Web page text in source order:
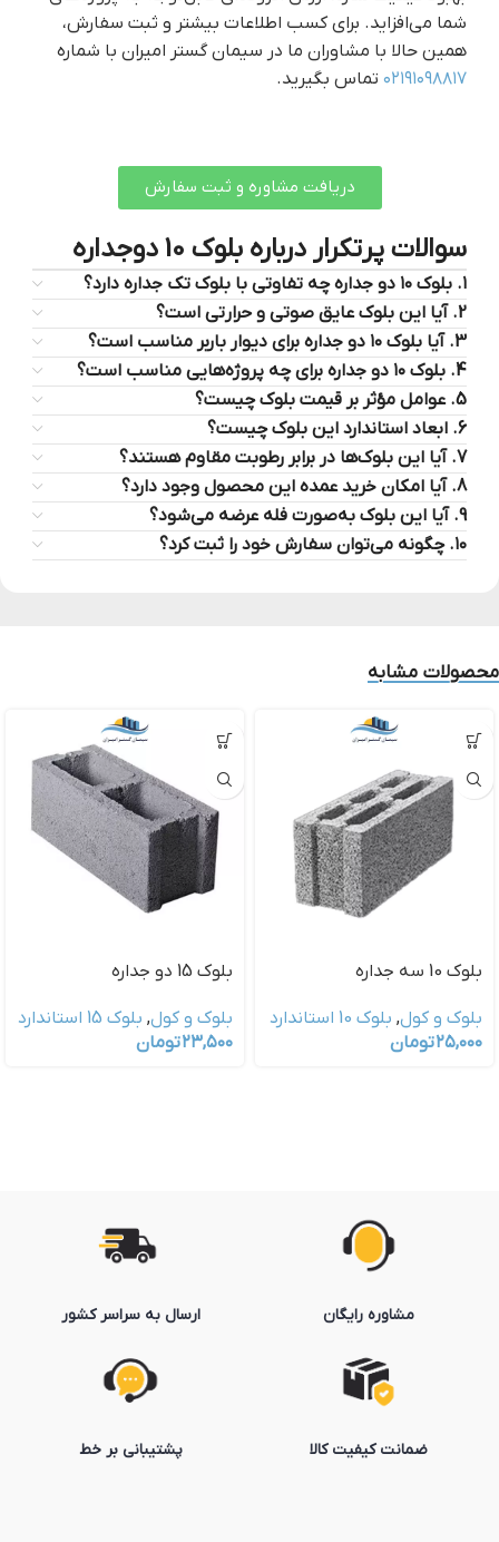
شما می‌افزاید. برای کسب اطلاعات بیشتر و ثبت سفارش،
همین حالا با مشاوران ما در سیمان گستر امیران با شماره
۰۲۱۹۱۰۹۸۸۱۷ تماس بگیرید.
دریافت مشاوره و ثبت سفارش
سوالات پرتکرار درباره بلوک 10 دوجداره
۱. بلوک ۱۰ دو جداره چه تفاوتی با بلوک تک جداره دارد؟
2. آیا این بلوک عایق صوتی و حرارتی است؟
3. آیا بلوک ۱۰ دو جداره برای دیوار باربر مناسب است؟
4. بلوک ۱۰ دو جداره برای چه پروژه‌هایی مناسب است؟
5. عوامل مؤثر بر قیمت بلوک چیست؟
6. ابعاد استاندارد این بلوک چیست؟
7. آیا این بلوک‌ها در برابر رطوبت مقاوم هستند؟
8. آیا امکان خرید عمده این محصول وجود دارد؟
9. آیا این بلوک به‌صورت فله عرضه می‌شود؟
۱۰. چگونه می‌توان سفارش خود را ثبت کرد؟
محصولات مشابه
بلوک 10 سه جداره
بلوک و کول, بلوک 10 استاندارد
۲۵,۰۰۰تومان
بلوک 15 دو جداره
بلوک و کول, بلوک 15 استاندارد
۲۳,۵۰۰تومان
مشاوره رایگان
ضمانت کیفیت کالا
ارسال به سراسر کشور
پشتیبانی بر خط